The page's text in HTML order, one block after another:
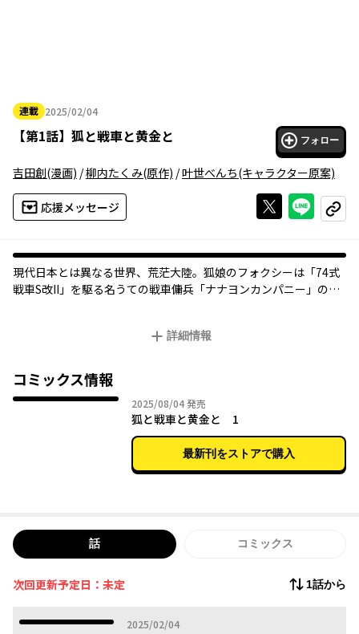
連載 2025/02/04
2025年02月04日
【第1話】 狐と戦車と黄金と フォロー
吉田創(漫画) /柳内たくみ(原作) /叶世べんち(キャラクター原案)
応援メッセージ Xで投稿する
ライン
コピー
現代日本とは異なる世界、荒茫大陸。狐娘のフォクシーは「74式
戦車S改II」を駆る名うての戦車傭兵「ナナヨンカンパニー」の車
に。この美少女が貧乏脱出のための鍵となるか－－!?
『ゲート 自衛隊 彼の地にて、斯く戦えり』の柳内たくみが贈る圧
巻の異世界マネー×ミリタリーバトルを、『ガールズ＆パンツァ
ー プラウダ戦記』の吉田創がコミカライズ!!
原作小説は「MF文庫Jの新文芸」（KADOKAWA）にて1～2巻好評
詳細情報
コミックス情報
2025/08/042025年08月04日
発売
狐と戦車と黄金と 1
最新刊をストアで購入
話 コミックス
次回更新予定日：未定 1話から
2025/02/04
2025年02月04日